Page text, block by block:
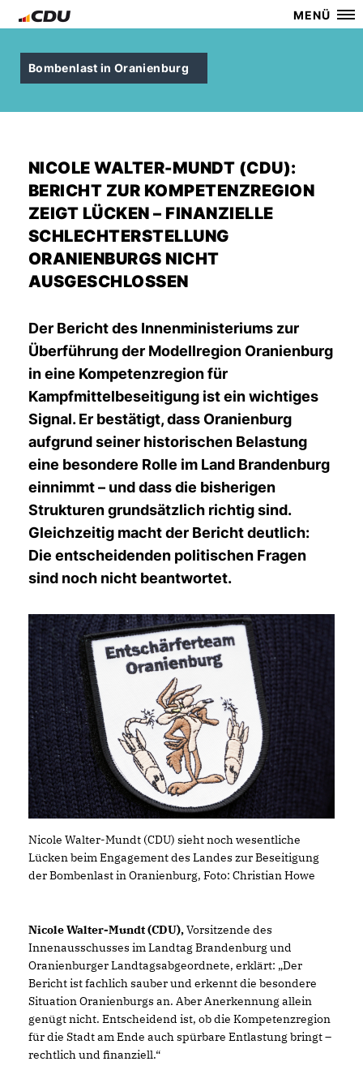
MENÜ
Bombenlast in Oranienburg
NICOLE WALTER-MUNDT (CDU):
BERICHT ZUR KOMPETENZREGION
ZEIGT LÜCKEN – FINANZIELLE
SCHLECHTERSTELLUNG
ORANIENBURGS NICHT
AUSGESCHLOSSEN
Der Bericht des Innenministeriums zur
Überführung der Modellregion Oranienburg
in eine Kompetenzregion für
Kampfmittelbeseitigung ist ein wichtiges
Signal. Er bestätigt, dass Oranienburg
aufgrund seiner historischen Belastung
eine besondere Rolle im Land Brandenburg
einnimmt – und dass die bisherigen
Strukturen grundsätzlich richtig sind.
Gleichzeitig macht der Bericht deutlich:
Die entscheidenden politischen Fragen
sind noch nicht beantwortet.
Nicole Walter-Mundt (CDU) sieht noch wesentliche
Lücken beim Engagement des Landes zur Beseitigung
der Bombenlast in Oranienburg, Foto: Christian Howe
Nicole Walter-Mundt(CDU),Vorsitzende des
Innenausschusses im Landtag Brandenburg und
Oranienburger Landtagsabgeordnete, erklärt: „Der
Bericht ist fachlich sauber und erkennt die besondere
Situation Oranienburgs an. Aber Anerkennung allein
genügt nicht. Entscheidend ist, ob die Kompetenzregion
für die Stadt am Ende auch spürbare Entlastung bringt –
rechtlich und finanziell.“